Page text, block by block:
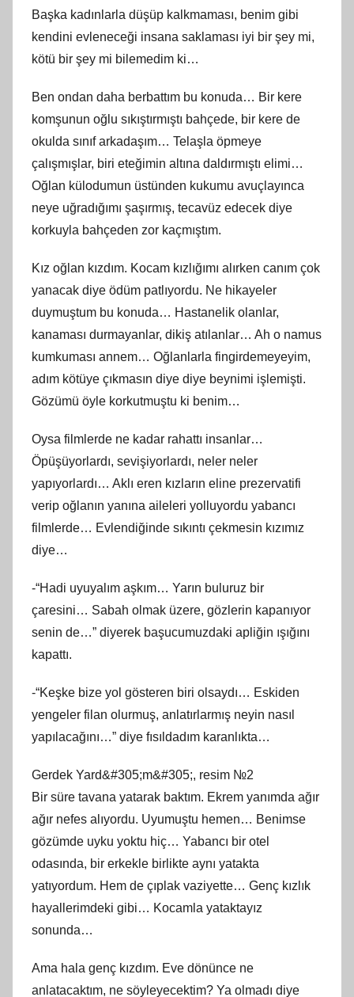
Başka kadınlarla düşüp kalkmaması, benim gibi
kendini evleneceği insana saklaması iyi bir şey mi,
kötü bir şey mi bilemedim ki…
Ben ondan daha berbattım bu konuda… Bir kere
komşunun oğlu sıkıştırmıştı bahçede, bir kere de
okulda sınıf arkadaşım… Telaşla öpmeye
çalışmışlar, biri eteğimin altına daldırmıştı elimi…
Oğlan külodumun üstünden kukumu avuçlayınca
neye uğradığımı şaşırmış, tecavüz edecek diye
korkuyla bahçeden zor kaçmıştım.
Kız oğlan kızdım. Kocam kızlığımı alırken canım çok
yanacak diye ödüm patlıyordu. Ne hikayeler
duymuştum bu konuda… Hastanelik olanlar,
kanaması durmayanlar, dikiş atılanlar… Ah o namus
kumkuması annem… Oğlanlarla fingirdemeyeyim,
adım kötüye çıkmasın diye diye beynimi işlemişti.
Gözümü öyle korkutmuştu ki benim…
Oysa filmlerde ne kadar rahattı insanlar…
Öpüşüyorlardı, sevişiyorlardı, neler neler
yapıyorlardı… Aklı eren kızların eline prezervatifi
verip oğlanın yanına aileleri yolluyordu yabancı
filmlerde… Evlendiğinde sıkıntı çekmesin kızımız
diye…
-“Hadi uyuyalım aşkım… Yarın buluruz bir
çaresini… Sabah olmak üzere, gözlerin kapanıyor
senin de…” diyerek başucumuzdaki apliğin ışığını
kapattı.
-“Keşke bize yol gösteren biri olsaydı… Eskiden
yengeler filan olurmuş, anlatırlarmış neyin nasıl
yapılacağını…” diye fısıldadım karanlıkta…
Gerdek Yard&#305;m&#305;, resim №2
Bir süre tavana yatarak baktım. Ekrem yanımda ağır
ağır nefes alıyordu. Uyumuştu hemen… Benimse
gözümde uyku yoktu hiç… Yabancı bir otel
odasında, bir erkekle birlikte aynı yatakta
yatıyordum. Hem de çıplak vaziyette… Genç kızlık
hayallerimdeki gibi… Kocamla yataktayız
sonunda…
Ama hala genç kızdım. Eve dönünce ne
anlatacaktım, ne söyleyecektim? Ya olmadı diye